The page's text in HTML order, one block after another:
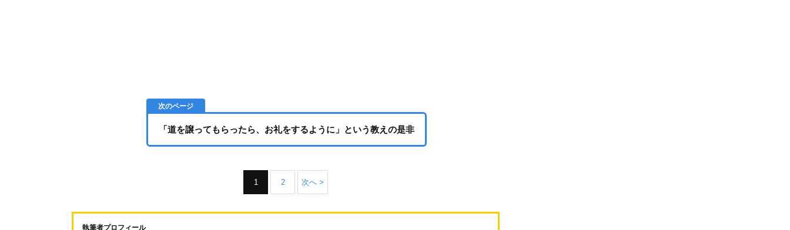
「道を譲ってもらったら、お礼をするように」という教えの是非
1 2 次へ >
執筆者プロフィール